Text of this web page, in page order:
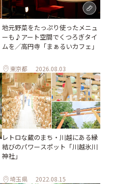
地元野菜をたっぷり使ったメニュ
ーも♪アート空間でくつろぎタイ
ムを／高円寺「まぁるいカフェ」
東京都 2026.08.03
レトロな蔵のまち・川越にある縁
結びのパワースポット「川越氷川
神社」
埼玉県 2022.08.15